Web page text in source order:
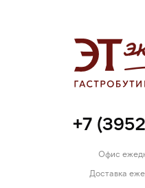
+7
Офис
Доставка